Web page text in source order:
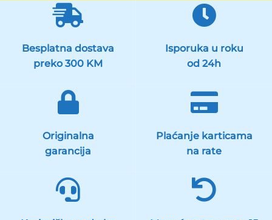
Besplatna dostava
preko 300 KM
Isporuka u roku
od 24h
Originalna
garancija
Plaćanje karticama
na rate